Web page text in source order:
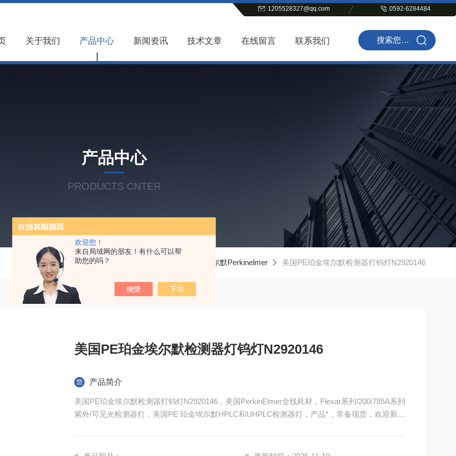
欢迎您！
来自局域网的朋友！有什么可以帮
助您的吗？
1205528327@qq.com 0592-6284484
关于我们 产品中心 新闻资讯 技术文章 在线留言 联系我们
产品中心
PRODUCTS CNTER
当前位置：首页 珀金埃尔默Perkinelmer 美国PE珀金埃尔默检测器灯钨灯N2920146
美国PE珀金埃尔默检测器灯钨灯N2920146
产品简介
美国PE珀金埃尔默检测器灯钨灯N2920146，美国PerkinElmer全线耗材，Flexar系列/200/785A系列
紫外/可见光检测器灯，美国PE 珀金埃尔默HPLC和UHPLC检测器灯，产品*，常备现货，欢迎新老